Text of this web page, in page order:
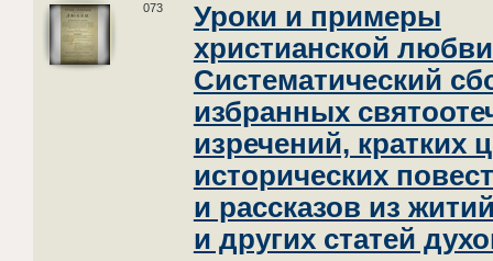
073
Уроки и примеры
христианской
Систематический
избранных
изречений, кратких
исторических
и рассказов из
и других статей